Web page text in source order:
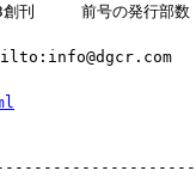
前号の発行部数
mailto:info@dgcr.com